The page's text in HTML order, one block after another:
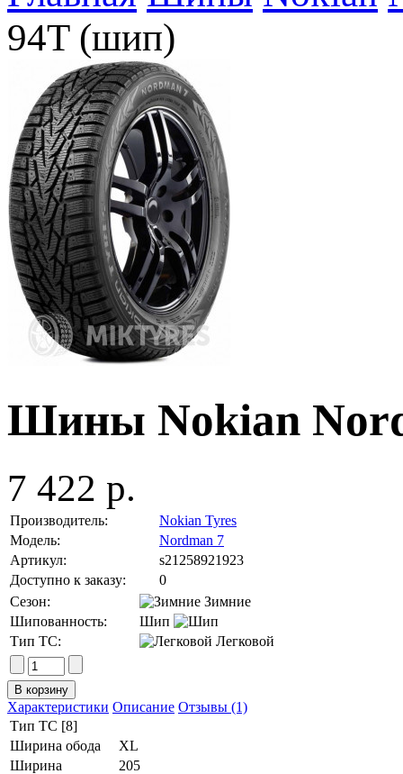
94T (шип)
Шины Nokian
7 422 р.
Производитель:
Nokian Tyres
Модель:
Nordman 7
Артикул:
s21258921923
Доступно к заказу:
0
Сезон:
Зимние
Шипованность:
Шип
Тип ТС:
Легковой
Характеристики Описание Отзывы (1)
Тип ТС [8]
Ширина обода
XL
Ширина
205